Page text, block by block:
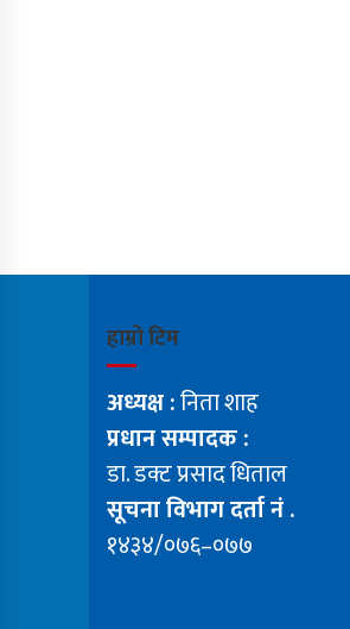
हाम्रो टिम
अध्यक्ष :निता शाह
प्रधान सम्पादक :
डा. डक्ट प्रसाद धिताल
सूचना विभाग दर्ता नं .
१४३४/०७६–०७७